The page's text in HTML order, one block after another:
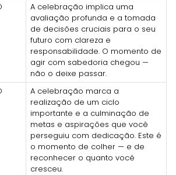
A celebração implica uma
avaliação profunda e a tomada
de decisões cruciais para o seu
futuro com clareza e
responsabilidade. O momento de
agir com sabedoria chegou —
não o deixe passar.
A celebração marca a
realização de um ciclo
importante e a culminação de
metas e aspirações que você
perseguiu com dedicação. Este é
o momento de colher — e de
reconhecer o quanto você
cresceu.